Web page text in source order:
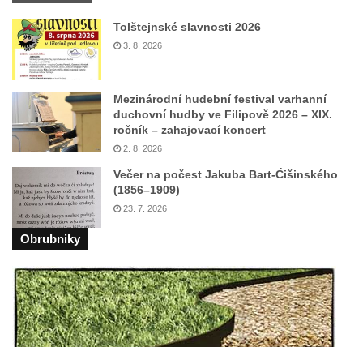
Krásné u Pěnčína
Kenotaf Edmunda Andera na hřbitově v
Krásné u Pěnčína
Hřbitovní kaple rodiny Fiedler na hřbitově v
Teplicích nad Metují
Kenotaf Franze Ruseho na hřbitově v
Teplicích nad Metují
Pomník obětem 2. světové války na hřbitově
v Teplicích nad Metují
Hrob Waltera Hilleho na hřbitově ve Vlčí
Kenotaf Oskara Ringelhana na hřbitově v
Benešově nad Ploučnicí
Kenotaf Augusta Michela na hřbitově v
Tolštejnské slavnosti 2026
3. 8. 2026
Mezinárodní hudební festival varhanní
duchovní hudby ve Filipově 2026 – XIX.
ročník – zahajovací koncert
2. 8. 2026
Večer na počest Jakuba Bart-Ćišinského
(1856–1909)
23. 7. 2026
Obrubniky